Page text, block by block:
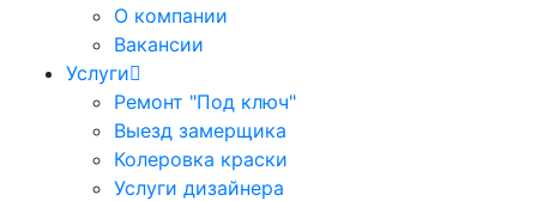
О компании
Вакансии
Услуги
Ремонт "Под ключ"
Выезд замерщика
Колеровка краски
Услуги дизайнера